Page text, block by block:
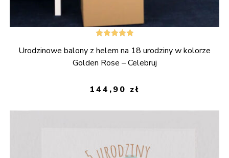
5.00 na 5
Urodzinowe balony z helem na 18 urodziny w kolorze
Golden Rose – Celebruj
144,90 zł